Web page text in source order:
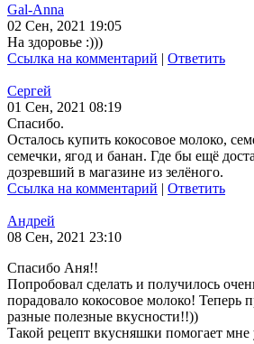
Gal-Anna
02 Сен, 2021 19:05
На здоровье :)))
Ссылка на комментарий | Ответить
Сергей
01 Сен, 2021 08:19
Спасибо.
Осталось купить кокосовое молоко,
семечки, ягод и банан. Где бы ещё
дозревший в магазине из зелёного.
Ссылка на комментарий | Ответить
Андрей
08 Сен, 2021 23:10
Спасибо Аня!!
Попробовал сделать и получилось
порадовало кокосовое молоко! Теперь
разные полезные вкусности!!))
Такой рецепт вкусняшки помогает мне